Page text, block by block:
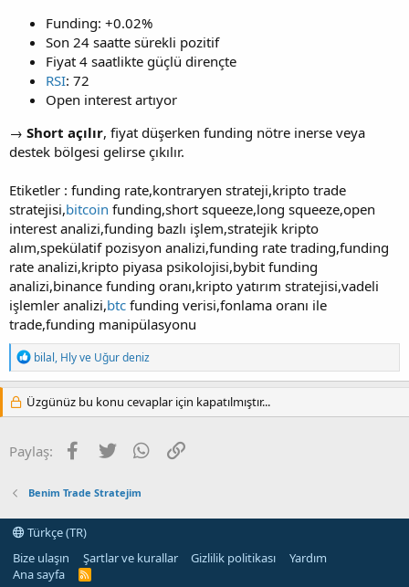
Funding: +0.02%
Son 24 saatte sürekli pozitif
Fiyat 4 saatlikte güçlü dirençte
RSI: 72
Open interest artıyor
→ Short açılır, fiyat düşerken funding nötre inerse veya
destek bölgesi gelirse çıkılır.
Etiketler : funding rate,kontraryen strateji,kripto trade
stratejisi,bitcoin funding,short squeeze,long squeeze,open
interest analizi,funding bazlı işlem,stratejik kripto
alım,spekülatif pozisyon analizi,funding rate trading,funding
rate analizi,kripto piyasa psikolojisi,bybit funding
analizi,binance funding oranı,kripto yatırım stratejisi,vadeli
işlemler analizi,btc funding verisi,fonlama oranı ile
trade,funding manipülasyonu
T
e
p
k
i
e
r
bilal, Hlyve Uğur deniz
Üzgünüz bu konu cevaplar için kapatılmıştır...
Paylaş: Facebook
Twitter WhatsApp
Benim Trade Stratejim
Türkçe (TR)
Bize ulaşın
Şartlar ve kurallar Gizlilik politikası
Yardım
Ana sayfa
R